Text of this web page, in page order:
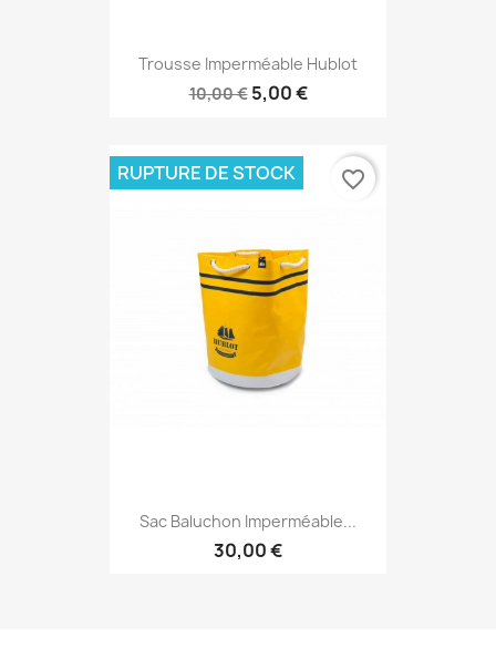
Trousse Imperméable Hublot
10,00 € 5,00 €
Sac Baluchon Imperméable...
30,00 €
RUPTURE DE STOCK favorite_border